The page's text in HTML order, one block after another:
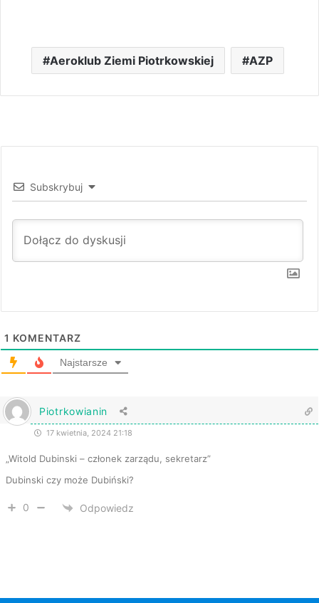
Aeroklub Ziemi Piotrkowskiej AZP
Subskrybuj
1 KOMENTARZ
Najstarsze
Piotrkowianin
17 kwietnia, 2024 21:18
„Witold Dubinski – członek zarządu, sekretarz”
Dubinski czy może Dubiński?
0 Odpowiedz